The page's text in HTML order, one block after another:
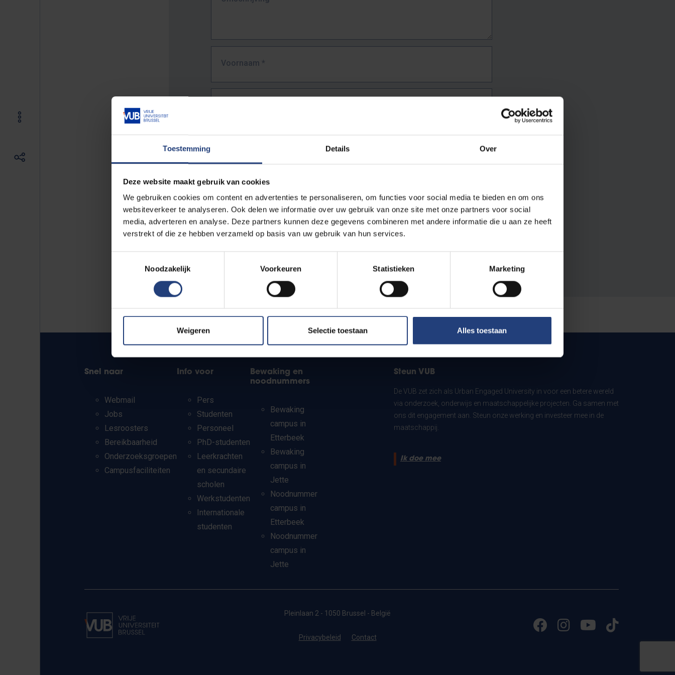
Toestemming Details Over
Deze website maakt gebruik van cookies
We gebruiken cookies om content en advertenties te personaliseren, om functies voor social media te bieden en om ons
websiteverkeer te analyseren. Ook delen we informatie over uw gebruik van onze site met onze partners voor social
media, adverteren en analyse. Deze partners kunnen deze gegevens combineren met andere informatie die u aan ze heeft
verstrekt of die ze hebben verzameld op basis van uw gebruik van hun services.
Noodzakelijk
Voorkeuren Statistieken Marketing
Weigeren Selectie toestaan Alles toestaan
Voornaam *
URL*
De volledige URL van de pagina waar je de fout zag.
Bv. https://www.vub.be/nl/studeren-aan-de-vub/alle-opleidingen
Snel naar
Webmail
Jobs
Lesroosters
Bereikbaarheid
Onderzoeksgroepen
Campusfaciliteiten
Info voor
Pers
Studenten
Personeel
PhD-studenten
Leerkrachten
en secundaire
scholen
Werkstudenten
Internationale
studenten
Bewaking en
noodnummers
Bewaking
campus in
Etterbeek
Bewaking
campus in
Jette
Noodnummer
campus in
Etterbeek
Noodnummer
campus in
Jette
Steun VUB
De VUB zet zich als Urban Engaged University in voor een betere wereld
via onderzoek, onderwijs en maatschappelijke projecten. Ga samen met
ons dit engagement aan. Steun onze werking en investeer mee in de
maatschappij.
Ik doe mee
Pleinlaan 2 - 1050 Brussel - België
Privacybeleid Contact